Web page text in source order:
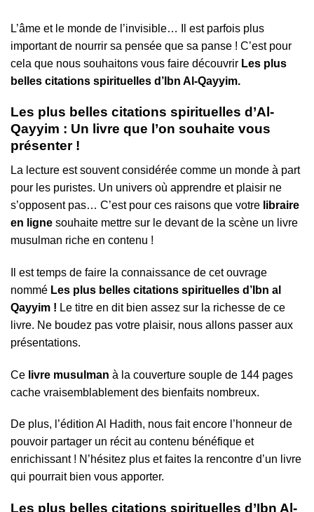
L’âme et le monde de l’invisible… Il est parfois plus
important de nourrir sa pensée que sa panse ! C’est pour
cela que nous souhaitons vous faire découvrir Les plus
belles citations spirituelles d’Ibn Al-Qayyim.
Les plus belles citations spirituelles d’Al-
Qayyim : Un livre que l’on souhaite vous
présenter !
La lecture est souvent considérée comme un monde à part
pour les puristes. Un univers où apprendre et plaisir ne
s’opposent pas… C’est pour ces raisons que votre libraire
en ligne souhaite mettre sur le devant de la scène un livre
musulman riche en contenu !
Il est temps de faire la connaissance de cet ouvrage
nommé Les plus belles citations spirituelles d’Ibn al
Qayyim ! Le titre en dit bien assez sur la richesse de ce
livre. Ne boudez pas votre plaisir, nous allons passer aux
présentations.
Ce livre musulman à la couverture souple de 144 pages
cache vraisemblablement des bienfaits nombreux.
De plus, l’édition Al Hadith, nous fait encore l’honneur de
pouvoir partager un récit au contenu bénéfique et
enrichissant ! N’hésitez plus et faites la rencontre d’un livre
qui pourrait bien vous apporter.
Les plus belles citations spirituelles d’Ibn Al-